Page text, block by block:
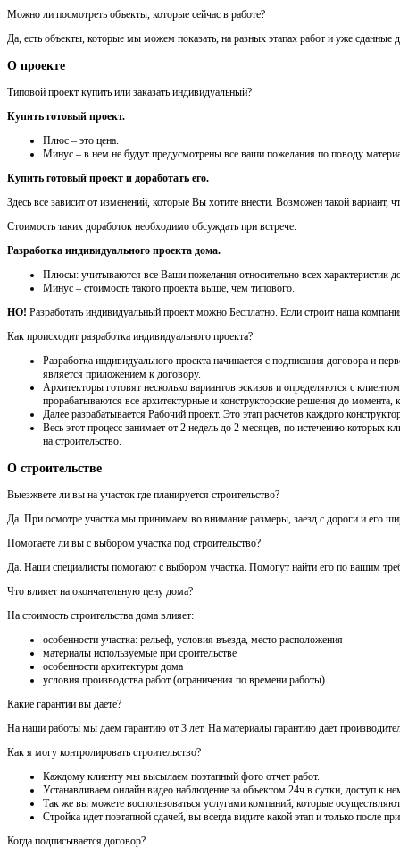
Можно ли посмотреть объекты, которые сейчас в работе?
Да, есть объекты, которые мы можем показать, на разных этапах работ и уже сданные
О проекте
Типовой проект купить или заказать индивидуальный?
Купить готовый проект.
Плюс – это цена.
Минус – в нем не будут предусмотрены все ваши пожелания по поводу
Купить готовый проект и доработать его.
Здесь все зависит от изменений, которые Вы хотите внести. Возможен такой вариант,
Стоимость таких доработок необходимо обсуждать при встрече.
Разработка индивидуального проекта дома.
Плюсы: учитываются все Ваши пожелания относительно всех характеристик
Минус – стоимость такого проекта выше, чем типового.
НО! Разработать индивидуальный проект можно Бесплатно. Если строит наша
Как происходит разработка индивидуального проекта?
Разработка индивидуального проекта начинается с подписания договора и
является приложением к договору.
Архитекторы готовят несколько вариантов эскизов и определяются с
прорабатываются все архитектурные и конструкторские решения до момента,
Далее разрабатывается Рабочий проект. Это этап расчетов каждого
Весь этот процесс занимает от 2 недель до 2 месяцев, по истечению
на строительство.
О строительстве
Выезжвете ли вы на участок где планируется строительство?
Да. При осмотре участка мы принимаем во внимание размеры, заезд с дороги и его
Помогаете ли вы с выбором участка под строительство?
Да. Наши специалисты помогают с выбором участка. Помогут найти его по вашим
Что влияет на окончательную цену дома?
На стоимость строительства дома влияет:
особенности участка: рельеф, условия въезда, место расположения
материалы используемые при сроительстве
особенности архитектуры дома
условия производства работ (ограничения по времени работы)
Какие гарантии вы даете?
На наши работы мы даем гарантию от 3 лет. На материалы гарантию дает
Как я могу контролировать строительство?
Каждому клиенту мы высылаем поэтапный фото отчет работ.
Устанавливаем онлайн видео наблюдение за объектом 24ч в сутки, доступ к
Так же вы можете воспользоваться услугами компаний, которые
Стройка идет поэтапной сдачей, вы всегда видите какой этап и только
Когда подписывается договор?